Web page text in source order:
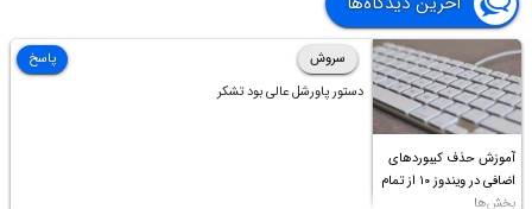
آموزش حذف کیبوردهای
اضافی در ویندوز ۱۰ از تمام
بخش‌ها
سروش
دستور پاورشل عالی بود تشکر
پاسخ